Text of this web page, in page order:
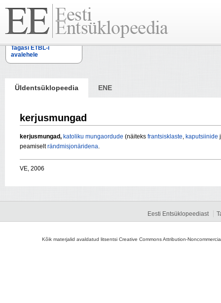
Tagasi ETBL-i
avalehele
Üldentsüklopeedia ENE
kerjusmungad
kerjusmungad, katoliku mungaordude (näiteks frantsisklaste, kaputsiinide
peamiselträndmisjonäridena.
VE, 2006
Eesti Entsüklopeediast
Kõik materjalid avaldatud litsentsi Creative Commons Attribution-